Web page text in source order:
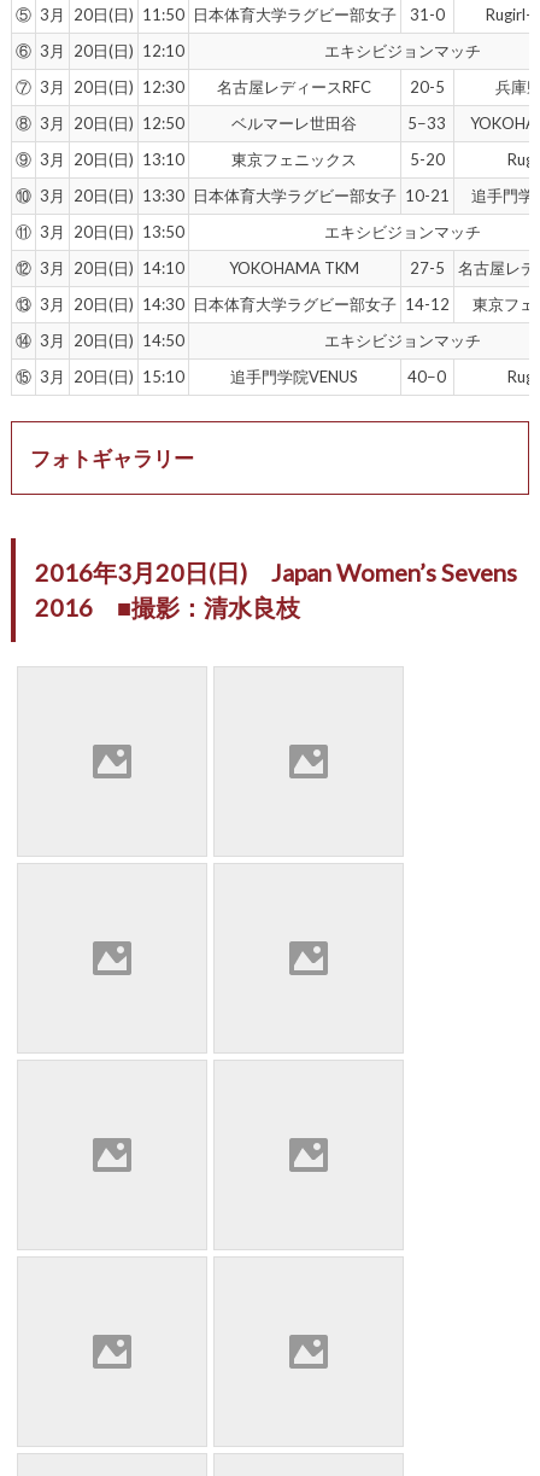
⑤ 3月 20日(日) 11:50 日本体育大学ラグビー部女子 31-0
Rugirl-
⑥ 3月 20日(日) 12:10
エキシビジョンマッチ
⑦ 3月 20日(日) 12:30 名古屋レディースRFC 20-5
兵庫
⑧ 3月 20日(日) 12:50 ベルマーレ世田谷 5−33
⑨ 3月 20日(日) 13:10 東京フェニックス 5-20
⑩ 3月 20日(日) 13:30 日本体育大学ラグビー部女子 10-21
追手門学
⑪ 3月 20日(日) 13:50
エキシビジョンマッチ
⑫ 3月 20日(日) 14:10 YOKOHAMA TKM 27-5
名古屋レデ
⑬ 3月 20日(日) 14:30 日本体育大学ラグビー部女子 14-12
東京フェ
⑭ 3月 20日(日) 14:50
エキシビジョンマッチ
⑮ 3月 20日(日) 15:10 追手門学院VENUS 40−0
フォトギャラリー
2016年3月20日(日) Japan Women’s Sevens
2016 ■撮影：清水良枝